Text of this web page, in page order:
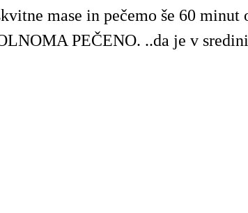
mase in pečemo še 60 minut
PEČENO. ..da je v